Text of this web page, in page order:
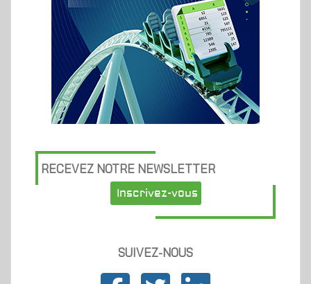
RECEVEZ NOTRE NEWSLETTER
Inscrivez-vous
SUIVEZ-NOUS